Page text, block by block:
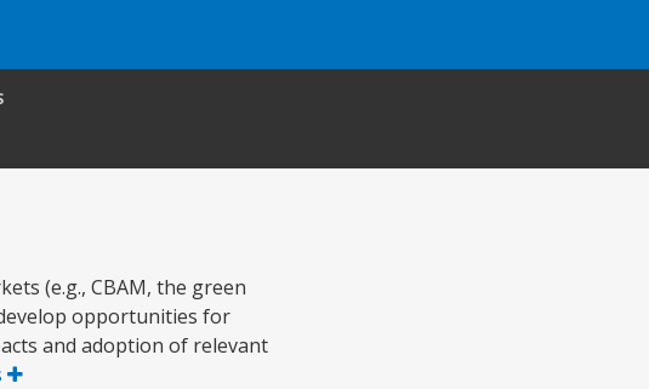
(e.g., CBAM, the green
opportunities for
and adoption of relevant